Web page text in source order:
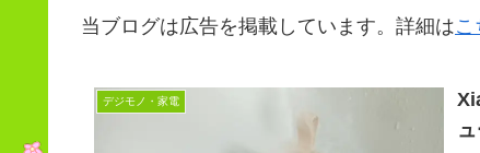
当ブログは広告を掲載しています。詳細はこ
デジモノ・家電